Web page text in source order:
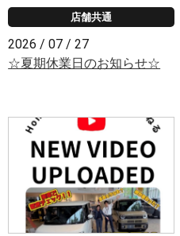
店舗共通
2026 / 07 / 27
☆夏期休業日のお知らせ☆